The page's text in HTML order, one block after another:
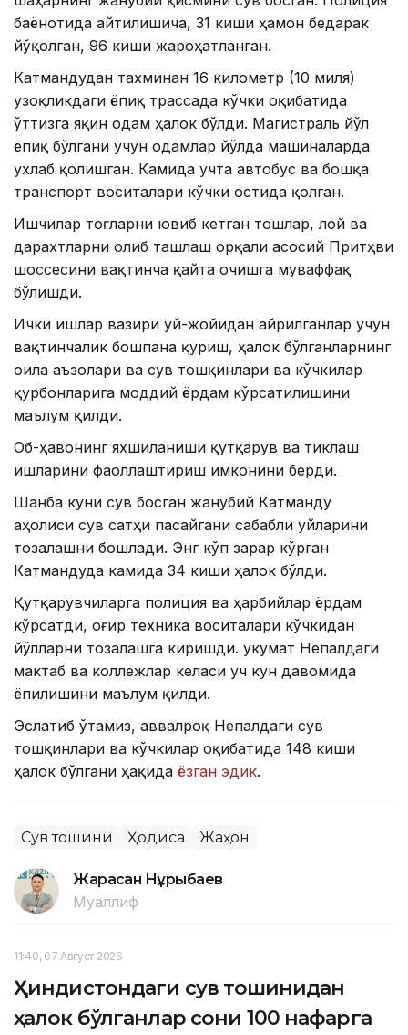
баёнотида айтилишича, 31 киши ҳамон бедарак
йўқолган, 96 киши жароҳатланган.
Катмандудан тахминан 16 километр (10 миля)
узоқликдаги ёпиқ трассада кўчки оқибатида
ўттизга яқин одам ҳалок бўлди. Магистраль йўл
ёпиқ бўлгани учун одамлар йўлда машиналарда
ухлаб қолишган. Камида учта автобус ва бошқа
транспорт воситалари кўчки остида қолган.
Ишчилар тоғларни ювиб кетган тошлар, лой ва
дарахтларни олиб ташлаш орқали асосий Притҳви
шоссесини вақтинча қайта очишга муваффақ
бўлишди.
Ички ишлар вазири уй-жойидан айрилганлар учун
вақтинчалик бошпана қуриш, ҳалок бўлганларнинг
оила аъзолари ва сув тошқинлари ва кўчкилар
қурбонларига моддий ёрдам кўрсатилишини
маълум қилди.
Об-ҳавонинг яхшиланиши қутқарув ва тиклаш
ишларини фаоллаштириш имконини берди.
Шанба куни сув босган жанубий Катманду
аҳолиси сув сатҳи пасайгани сабабли уйларини
тозалашни бошлади. Энг кўп зарар кўрган
Катмандуда камида 34 киши ҳалок бўлди.
Қутқарувчиларга полиция ва ҳарбийлар ёрдам
кўрсатди, оғир техника воситалари кўчкидан
йўлларни тозалашга киришди. Ҳукумат Непалдаги
мактаб ва коллежлар келаси уч кун давомида
ёпилишини маълум қилди.
Эслатиб ўтамиз, аввалроқ Непалдаги сув
тошқинлари ва кўчкилар оқибатида 148 киши
ҳалок бўлгани ҳақида ёзган эдик.
Сув тошқини Ҳодиса Жаҳон
Жарасқан Нұрыбаев
Муаллиф
11:40, 07 Август 2026
Ҳиндистондаги сув тошқинидан
ҳалок бўлганлар сони 100 нафарга